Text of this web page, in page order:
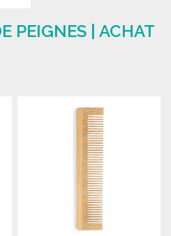
PEIGNES | ACHAT